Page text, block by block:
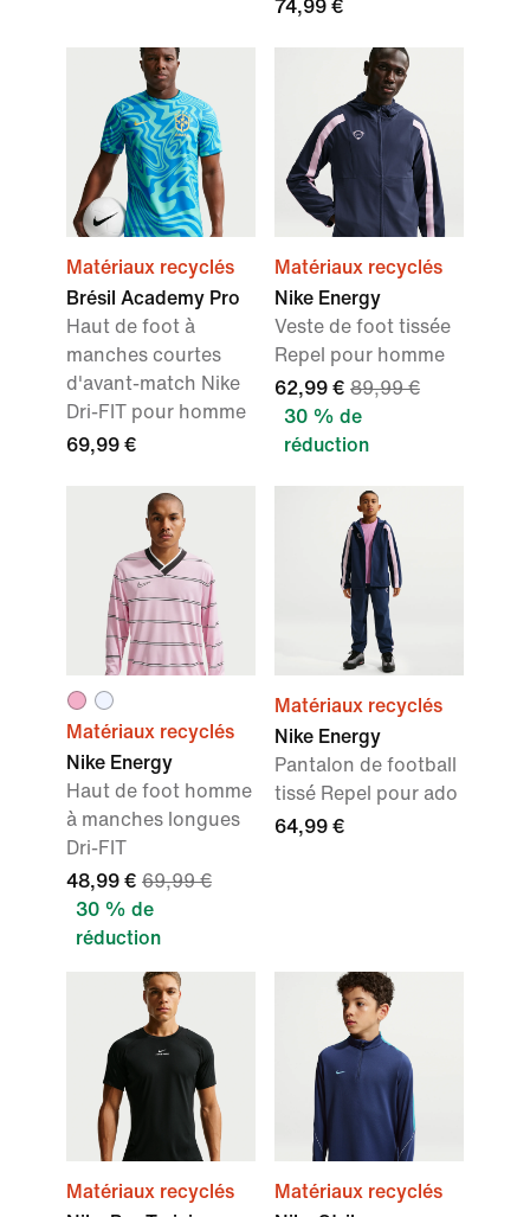
74,99 €
Matériaux recyclés
Brésil Academy Pro
Haut de foot à
manches courtes
d'avant-match Nike
Dri-FIT pour homme
69,99 €
Matériaux recyclés
Nike Energy
Veste de foot tissée
Repel pour homme
62,99 € 89,99 €
30 % de
réduction
Matériaux recyclés
Nike Energy
Haut de foot homme
à manches longues
Dri-FIT
48,99 € 69,99 €
30 % de
réduction
Matériaux recyclés
Nike Energy
Pantalon de football
tissé Repel pour ado
64,99 €
Matériaux recyclés
Matériaux recyclés